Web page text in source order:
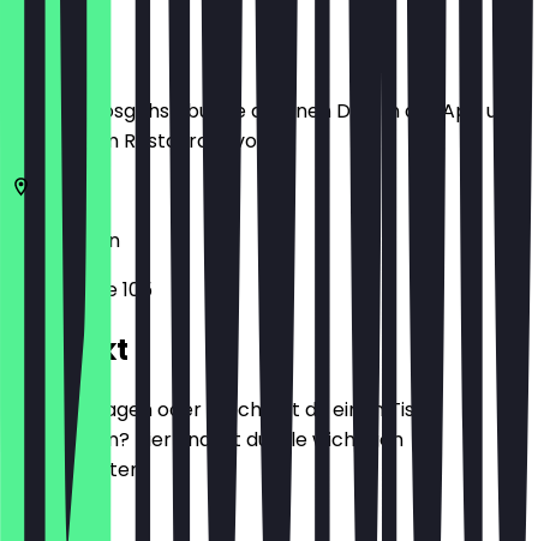
Bevor du losgehst, buche dir einen Deal in der App und
zeige ihn im Restaurant vor.
Berlin
Kantstraße 105
Kontakt
Hast du Fragen oder möchtest du einen Tisch
reservieren? Hier findest du alle wichtigen
Kontaktdaten.
Telefon